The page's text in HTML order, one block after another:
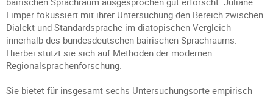
Limper fokussiert mit ihrer Untersuchung den Bereich zwischen
Dialekt und Standardsprache im diatopischen Vergleich
innerhalb des bundesdeutschen bairischen Sprachraums.
Hierbei stützt sie sich auf Methoden der modernen
Regionalsprachenforschung.
Sie bietet für insgesamt sechs Untersuchungsorte empirisch